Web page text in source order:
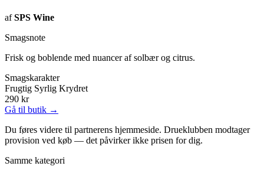
afSPS Wine
Smagsnote
Frisk og boblende med nuancer af solbær og citrus.
Smagskarakter
Frugtig Syrlig Krydret
290 kr
Gå til butik →
Du føres videre til partnerens hjemmeside. Drueklubben modtager
provision ved køb — det påvirker ikke prisen for dig.
Samme kategori